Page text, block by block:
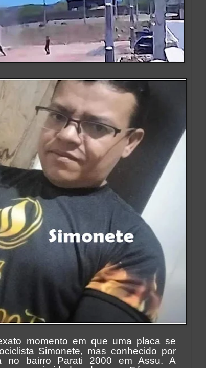
momento em que uma placa se
Simonete, mas conhecido por
no bairro Parati 2000 em Assu. A